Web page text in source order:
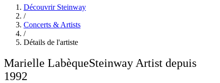
Découvrir Steinway
/
Concerts & Artists
/
Détails de l'artiste
Marielle LabèqueSteinway Artist depuis
1992